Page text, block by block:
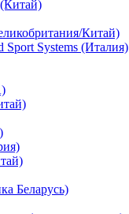
Китай)
Sport Systems (Италия)
Беларусь)